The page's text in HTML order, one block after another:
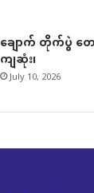
ချောက် တိုက်ပွဲ တေ
ကျဆုံး၊
July 10, 2026